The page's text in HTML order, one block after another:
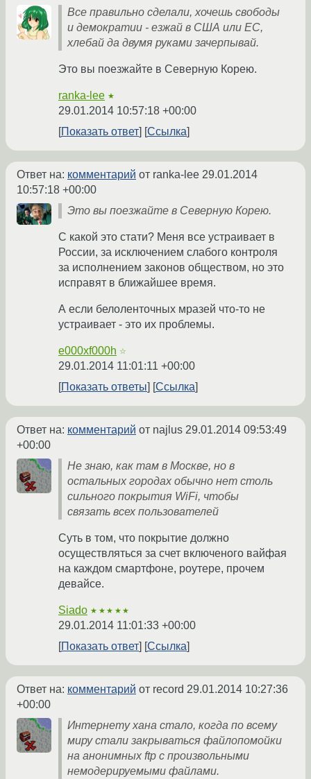
Все правильно сделали, хочешь свободы
и демократии - езжай в США или ЕС,
хлебай да двумя руками зачерпывай.
Это вы поезжайте в Северную Корею.
ranka-lee ★
29.01.2014 10:57:18 +00:00
Показать ответ
Ссылка
Ответ на: комментарий от ranka-lee 29.01.2014
10:57:18 +00:00
Это вы поезжайте в Северную Корею.
С какой это стати? Меня все устраивает в
России, за исключением слабого контроля
за исполнением законов обществом, но это
исправят в ближайшее время.
А если белоленточных мразей что-то не
устраивает - это их проблемы.
e000xf000h ☆
29.01.2014 11:01:11 +00:00
Показать ответы
Ссылка
Ответ на: комментарий от najlus 29.01.2014 09:53:49
+00:00
Не знаю, как там в Москве, но в
остальных городах обычно нет столь
сильного покрытия WiFi, чтобы
связать всех пользователей
Суть в том, что покрытие должно
осуществляться за счет включеного вайфая
на каждом смартфоне, роутере, прочем
девайсе.
Siado ★★★★★
29.01.2014 11:01:33 +00:00
Показать ответ
Ссылка
Ответ на: комментарий от record 29.01.2014 10:27:36
+00:00
Интернету хана стало, когда по всему
миру стали закрываться файлопомойки
на анонимных ftp с произвольными
немодерируемыми файлами.